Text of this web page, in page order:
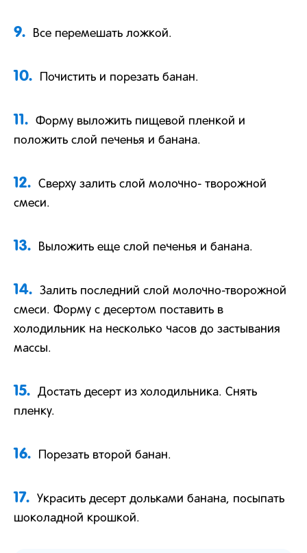
9. Все перемешать ложкой.
10. Почистить и порезать банан.
11.
Форму выложить пищевой пленкой и
положить слой печенья и банана.
12.
Сверху залить слой молочно- творожной
смеси.
13. Выложить еще слой печенья и банана.
14.
Залить последний слой молочно-творожной
смеси. Форму с десертом поставить в
холодильник на несколько часов до застывания
массы.
15.
Достать десерт из холодильника. Снять
пленку.
16. Порезать второй банан.
17.
Украсить десерт дольками банана, посыпать
шоколадной крошкой.